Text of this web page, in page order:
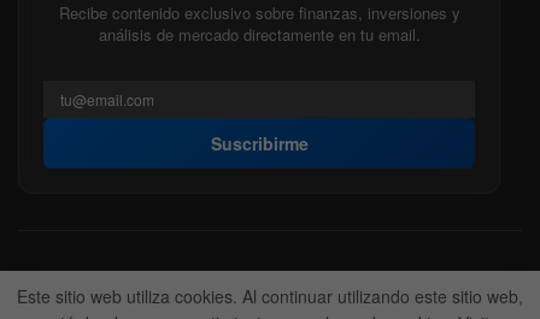
Recibe contenido exclusivo sobre finanzas, inversiones y
análisis de mercado directamente en tu email.
Suscribirme
Acerca de nosotros Politica Editorial
Nuestro Equipo
Contactanos
Anunciate
Este sitio web utiliza cookies. Al continuar utilizando este sitio web,